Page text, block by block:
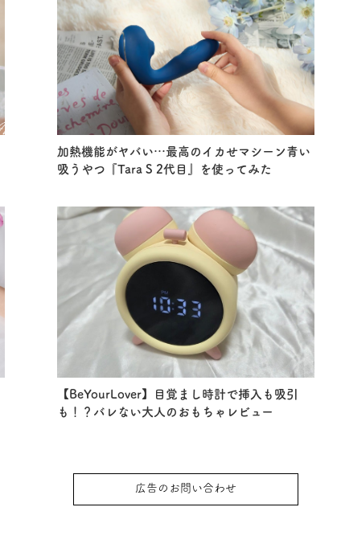
加熱機能がヤバい…最高のイカせマシーン青い
吸うやつ『Tara S 2代目』を使ってみた
【BeYourLover】目覚まし時計で挿入も吸引
も！？バレない大人のおもちゃレビュー
広告のお問い合わせ